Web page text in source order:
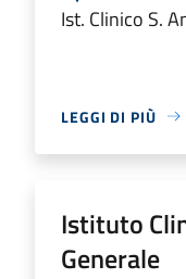
Ist. Clinico S.
LEGGI DI PIÙ
Istituto
Generale